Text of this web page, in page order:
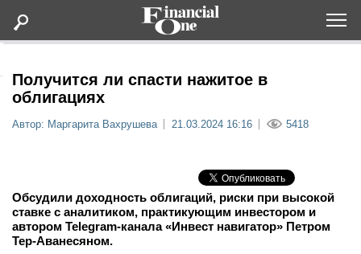
Статьи
Lifestyle
Мероприятия
Получится ли спасти нажитое в
облигациях
Автор: Маргарита Вахрушева 21.03.2024 16:16 5418
Обсудили доходность облигаций, риски при высокой
ставке с аналитиком, практикующим инвестором и
автором Telegram-канала «Инвест навигатор» Петром
Тер-Аванесяном.